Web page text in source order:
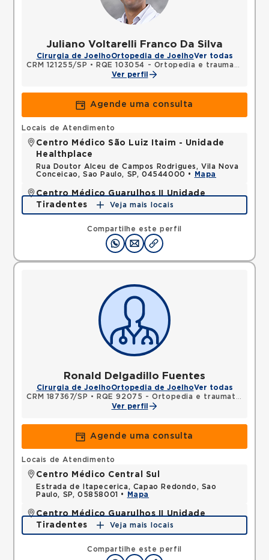
Juliano Voltarelli Franco Da Silva
Cirurgia de JoelhoOrtopedia de JoelhoVer todas
CRM 121255/SP •
RQE 103054 - Ortopedia e traumatologia
Ver perfil
Agende uma consulta
Compartilhe este perfil
Locais de Atendimento
Centro Médico São Luiz Itaim - Unidade
Healthplace
Rua Doutor Alceu de Campos Rodrigues, Vila Nova
Conceicao, Sao Paulo, SP, 04544000 •
Mapa
Centro Médico Guarulhos II Unidade
Tiradentes
Avenida Tiradentes, Jardim Guarulhos, Guarulhos,
SP, 07090000 •
Mapa
Veja mais locais
Ronald Delgadillo Fuentes
Cirurgia de JoelhoOrtopedia de JoelhoVer todas
CRM 187367/SP •
RQE 92075 - Ortopedia e traumatologia
Ver perfil
Agende uma consulta
Compartilhe este perfil
Locais de Atendimento
Centro Médico Central Sul
Estrada de Itapecerica, Capao Redondo, Sao
Paulo, SP, 05858001 •
Mapa
Centro Médico Guarulhos II Unidade
Tiradentes
Avenida Tiradentes, Jardim Guarulhos, Guarulhos,
SP, 07090000 •
Mapa
Veja mais locais